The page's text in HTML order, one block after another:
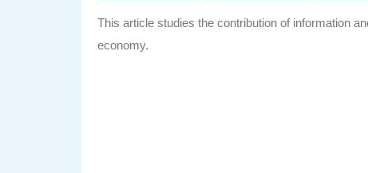
This article studies the contribution of information
economy.